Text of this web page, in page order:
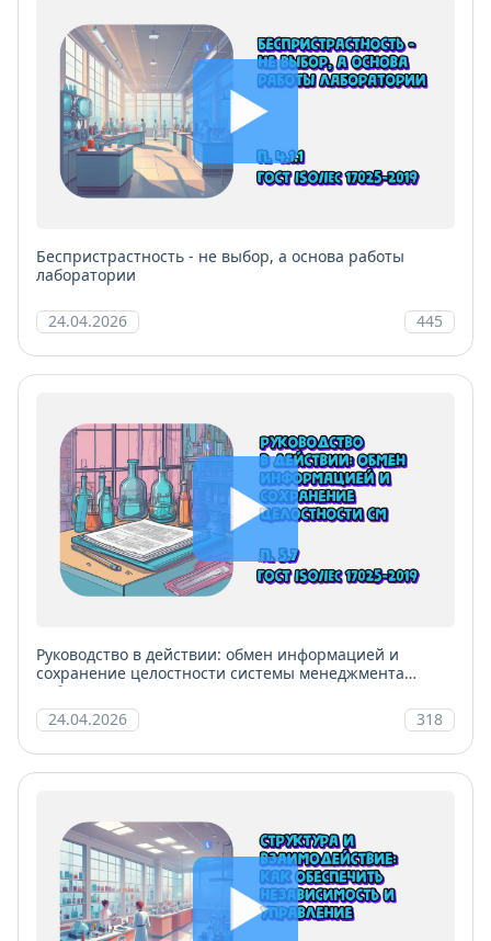
Беспристрастность - не выбор, а основа работы
лаборатории
24.04.2026 445
Руководство в действии: обмен информацией и
сохранение целостности системы менеджмента
лаборатории
24.04.2026
318